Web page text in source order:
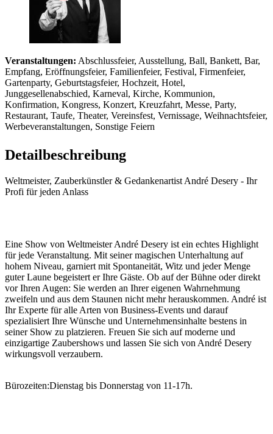
Veranstaltungen: Abschlussfeier, Ausstellung, Ball, Bankett, Bar,
Empfang, Eröffnungsfeier, Familienfeier, Festival, Firmenfeier,
Gartenparty, Geburtstagsfeier, Hochzeit, Hotel,
Junggesellenabschied, Karneval, Kirche, Kommunion,
Konfirmation, Kongress, Konzert, Kreuzfahrt, Messe, Party,
Restaurant, Taufe, Theater, Vereinsfest, Vernissage, Weihnachtsfeier,
Werbeveranstaltungen, Sonstige Feiern
Detailbeschreibung
Weltmeister, Zauberkünstler & Gedankenartist André Desery - Ihr
Profi für jeden Anlass
Eine Show von Weltmeister André Desery ist ein echtes Highlight
für jede Veranstaltung. Mit seiner magischen Unterhaltung auf
hohem Niveau, garniert mit Spontaneität, Witz und jeder Menge
guter Laune begeistert er Ihre Gäste. Ob auf der Bühne oder direkt
vor Ihren Augen: Sie werden an Ihrer eigenen Wahrnehmung
zweifeln und aus dem Staunen nicht mehr herauskommen. André ist
Ihr Experte für alle Arten von Business-Events und darauf
spezialisiert Ihre Wünsche und Unternehmensinhalte bestens in
seiner Show zu platzieren. Freuen Sie sich auf moderne und
einzigartige Zaubershows und lassen Sie sich von André Desery
wirkungsvoll verzaubern.
Bürozeiten:Dienstag bis Donnerstag von 11-17h.